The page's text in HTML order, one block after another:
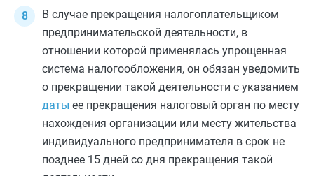
В случае прекращения налогоплательщиком
предпринимательской деятельности, в
отношении которой применялась упрощенная
система налогообложения, он обязан уведомить
о прекращении такой деятельности с указанием
даты ее прекращения налоговый орган по месту
нахождения организации или месту жительства
индивидуального предпринимателя в срок не
позднее 15 дней со дня прекращения такой